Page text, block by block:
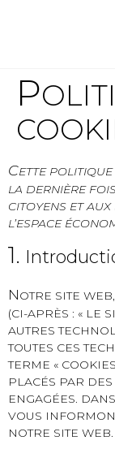
P
CETTE
LA DERNIÈRE
CITOYENS ET
L’ESPACE
1.
NOTRE SITE WEB,
(CI-APRÈS : « LE
AUTRES
TOUTES CES
TERME «
PLACÉS PAR
ENGAGÉES.
VOUS
NOTRE SITE WEB.